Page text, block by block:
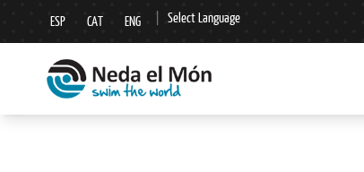
ESP CAT ENG Select Language
▼